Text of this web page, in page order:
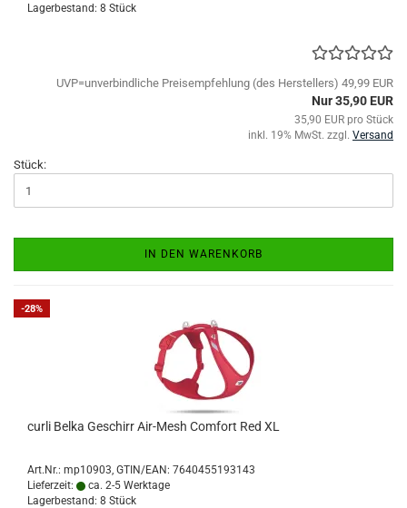
Lagerbestand: 8 Stück
UVP=unverbindliche Preisempfehlung (des Herstellers) 49,99 EUR
Nur 35,90 EUR
35,90 EUR pro Stück
inkl. 19% MwSt. zzgl. Versand
Stück:
IN DEN WARENKORB
-28%
curli Belka Geschirr Air-Mesh Comfort Red XL
Art.Nr.: mp10903 GTIN/EAN: 7640455193143
Lieferzeit:
ca. 2-5 Werktage
Lagerbestand: 8 Stück